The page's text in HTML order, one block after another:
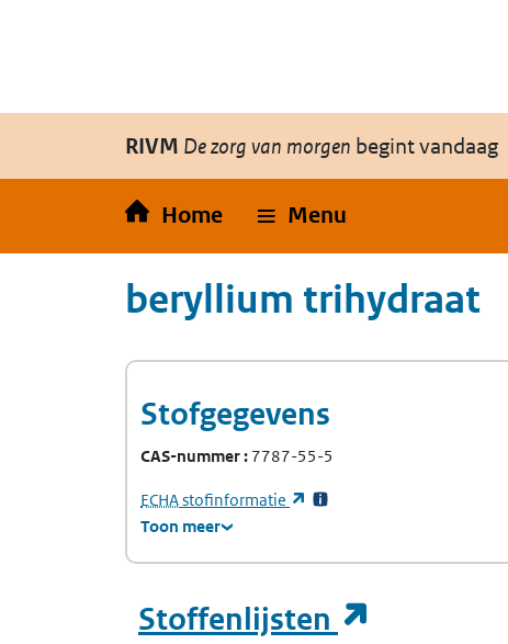
RIVM De zorg van morgen begint vandaag
Home Menu
beryllium trihydraat
Stofgegevens
CAS-nummer 7787-55-5
ECHA(Europees Agentschap voor chemische stoffen)
stofinformatie
(opent in een nieuw tabblad)
Toon meer
Stoffenlijsten